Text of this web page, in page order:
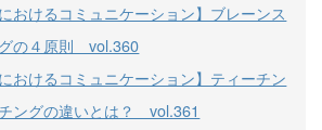
おけるコミュニケーション】ブレーンス
グの４原則 vol.360
おけるコミュニケーション】ティーチン
ングの違いとは？ vol.361